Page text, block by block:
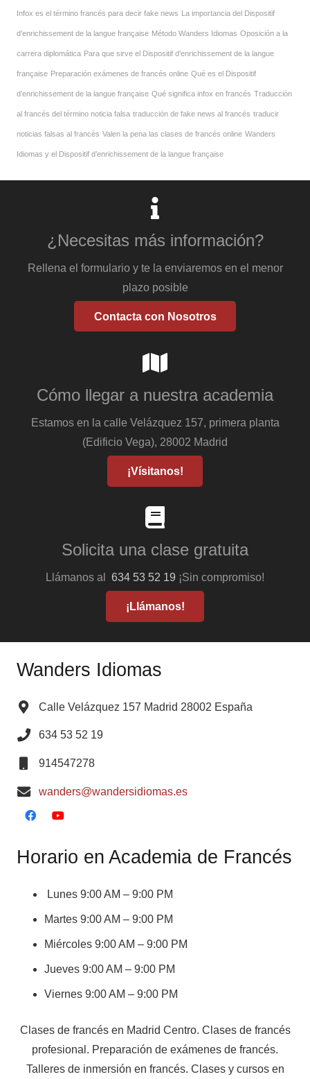
Infox es el término francés para decir fake news La importancia del Dispositif
d’enrichissement de la langue française Método Wanders Idiomas Oposición a la
carrera diplomática Para que sirve el Dispositif d’enrichissement de la langue
française Preparación exámenes de francés online Qué es el Dispositif
d’enrichissement de la langue française Qué significa infox en francés Traducción
al francés del término noticia falsa traducción de fake news al francés traducir
noticias falsas al francés Valen la pena las clases de francés online Wanders
Idiomas y el Dispositif d’enrichissement de la langue française
¿Necesitas más información?
Rellena el formulario y te la enviaremos en el menor
plazo posible
Contacta con Nosotros
Cómo llegar a nuestra academia
Estamos en la calle Velázquez 157, primera planta
(Edificio Vega), 28002 Madrid
¡Vísitanos!
Solicita una clase gratuita
Llámanos al 634 53 52 19 ¡Sin compromiso!
¡Llámanos!
Wanders Idiomas
Calle Velázquez 157 Madrid 28002 España
634 53 52 19
914547278
wanders@wandersidiomas.es
Horario en Academia de Francés
Lunes 9:00 AM – 9:00 PM
Martes 9:00 AM – 9:00 PM
Miércoles 9:00 AM – 9:00 PM
Jueves 9:00 AM – 9:00 PM
Viernes 9:00 AM – 9:00 PM
Clases de francés en Madrid Centro. Clases de francés
profesional. Preparación de exámenes de francés.
Talleres de inmersión en francés. Clases y cursos en